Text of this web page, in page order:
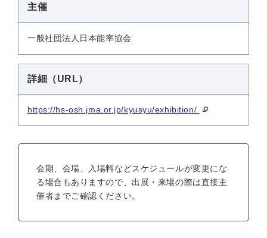
主催
一般社団法人日本能率協会
詳細（URL）
https://hs-osh.jma.or.jp/kyusyu/exhibition/
会期、会場、入場料などスケジュールが変更にな
る場合もありますので、出展・来場の際は直接主
催者までご確認ください。